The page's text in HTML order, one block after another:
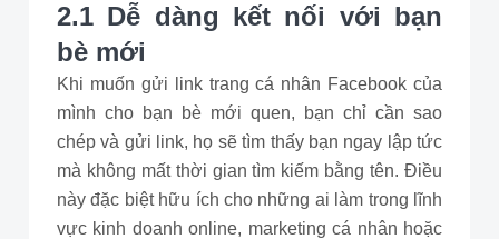
2.1 Dễ dàng kết nối với bạn
bè mới
Khi muốn gửi link trang cá nhân Facebook của
mình cho bạn bè mới quen, bạn chỉ cần sao
chép và gửi link, họ sẽ tìm thấy bạn ngay lập tức
mà không mất thời gian tìm kiếm bằng tên. Điều
này đặc biệt hữu ích cho những ai làm trong lĩnh
vực kinh doanh online, marketing cá nhân hoặc